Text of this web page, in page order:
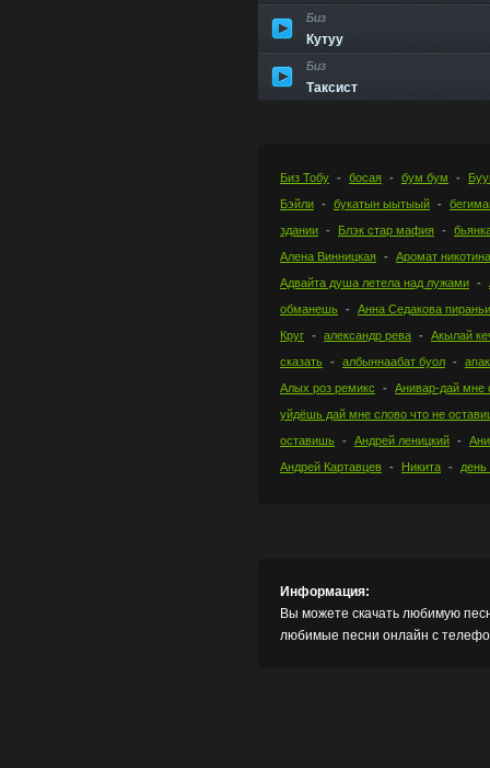
Биз
Кутуу
Биз
Таксист
Биз Тобу босая бум бум
Бэйли
букатын ыытыый
здании
Блэк стар мафия
Алена Винницкая
Аромат никотина
Адвайта душа летела над лужами
обманешь
Анна Седакова пираньи
Круг
александр рева
Акылай
сказать
албыннаабат буол
Алых роз ремикс
Анивар-дай мне
уйдёшь дай мне слово что не
оставишь
Андрей леницкий
Андрей Картавцев
Никита день
Информация:
Вы можете скачать любимую
любимые песни онлайн с